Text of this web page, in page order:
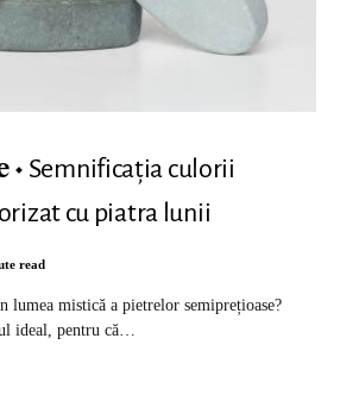
Semnificația culorii
cu piatra lunii
read
lumea mistică a pietrelor semiprețioase?
ideal, pentru că…